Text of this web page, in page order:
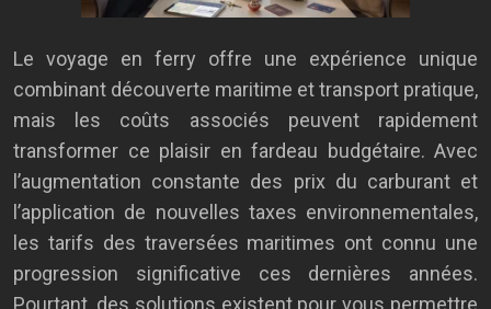
Le voyage en ferry offre une expérience unique
combinant découverte maritime et transport pratique,
mais les coûts associés peuvent rapidement
transformer ce plaisir en fardeau budgétaire. Avec
l’augmentation constante des prix du carburant et
l’application de nouvelles taxes environnementales,
les tarifs des traversées maritimes ont connu une
progression significative ces dernières années.
Pourtant, des solutions existent pour vous permettre